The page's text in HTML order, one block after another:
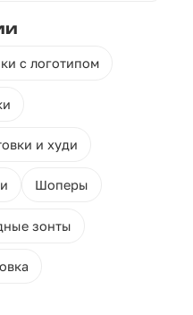
с логотипом
и худи
Шоперы
зонты